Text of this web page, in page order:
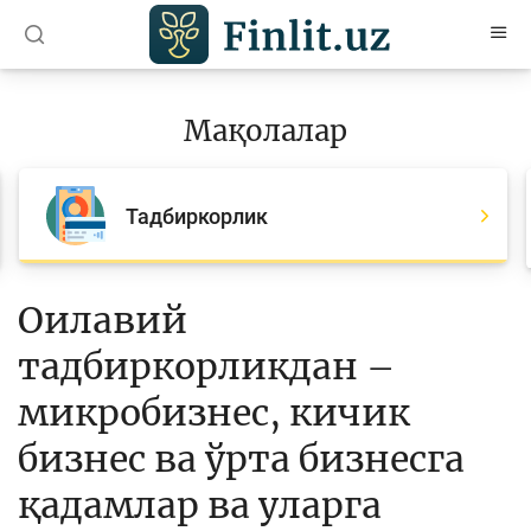
Барча мақолалар
Банк агентлари учун
Ислом молияси
Депозит (омонатлар)
Мақолалар
Тадбиркорлик
Оилавий
тадбиркорликдан –
микробизнес, кичик
бизнес ва ўрта бизнесга
қадамлар ва уларга